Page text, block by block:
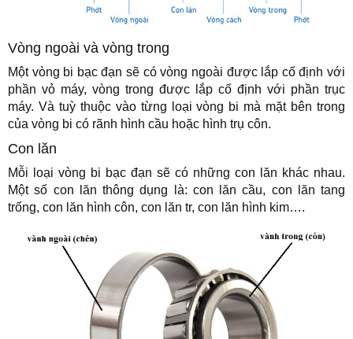
Vòng ngoài và vòng trong
Một vòng bi bạc đạn sẽ có vòng ngoài được lắp cố định với
phần vỏ máy, vòng trong được lắp cố định với phần trục
máy. Và tuỳ thuộc vào từng loại vòng bi mà mặt bên trong
của vòng bi có rãnh hình cầu hoặc hình trụ côn.
Con lăn
Mỗi loại vòng bi bạc đạn sẽ có những con lăn khác nhau.
Một số con lăn thông dụng là: con lăn cầu, con lăn tang
trống, con lăn hình côn, con lăn tr, con lăn hình kim….